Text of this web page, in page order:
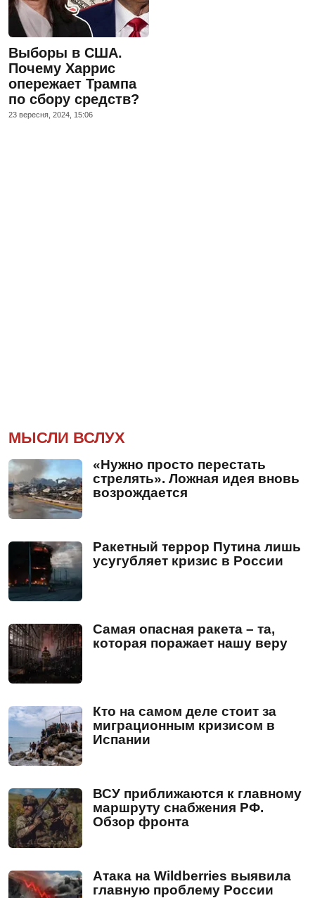
Выборы в США.
Почему Харрис
опережает Трампа
по сбору средств?
23 вересня, 2024, 15:06
МЫСЛИ ВСЛУХ
«Нужно просто перестать
стрелять». Ложная идея вновь
возрождается
Ракетный террор Путина лишь
усугубляет кризис в России
Самая опасная ракета – та,
которая поражает нашу веру
Кто на самом деле стоит за
миграционным кризисом в
Испании
ВСУ приближаются к главному
маршруту снабжения РФ.
Обзор фронта
Атака на Wildberries выявила
главную проблему России